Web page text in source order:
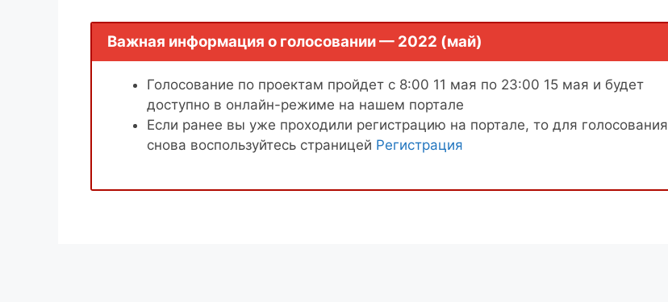
Важная информация о голосовании — 2022 (май)
Голосование по проектам пройдет с 8:00 11 мая по 23:00 15 мая и будет
доступно в онлайн-режиме на нашем портале
Если ранее вы уже проходили регистрацию на портале, то для голосования
снова воспользуйтесь страницей Регистрация